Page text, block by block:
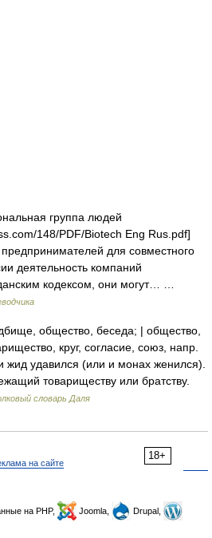
группа людей
148/PDF/Biotech Eng Rus.pdf]
для совместного
деятельность компаний
кодексом, они могут… …
общество, беседа; | общество,
круг, согласие, союз, напр.
жид удавился (или и монах женился).
товариществу или братству.
словарь Даля
18+
на сайте
на PHP, Joomla,
Drupal,